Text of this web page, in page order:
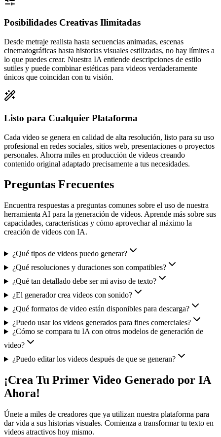
Posibilidades Creativas Ilimitadas
Desde metraje realista hasta secuencias animadas, escenas
cinematográficas hasta historias visuales estilizadas, no hay límites a
lo que puedes crear. Nuestra IA entiende descripciones de estilo
sutiles y puede combinar estéticas para videos verdaderamente
únicos que coincidan con tu visión.
Listo para Cualquier Plataforma
Cada video se genera en calidad de alta resolución, listo para su uso
profesional en redes sociales, sitios web, presentaciones o proyectos
personales. Ahorra miles en producción de videos creando
contenido original adaptado precisamente a tus necesidades.
Preguntas Frecuentes
Encuentra respuestas a preguntas comunes sobre el uso de nuestra
herramienta AI para la generación de videos. Aprende más sobre sus
capacidades, características y cómo aprovechar al máximo la
creación de videos con IA.
¿Qué tipos de videos puedo generar?
¿Qué resoluciones y duraciones son compatibles?
¿Qué tan detallado debe ser mi aviso de texto?
¿El generador crea videos con sonido?
¿Qué formatos de video están disponibles para descarga?
¿Puedo usar los videos generados para fines comerciales?
¿Cómo se compara tu IA con otros modelos de generación de
video?
¿Puedo editar los videos después de que se generan?
¡Crea Tu Primer Video Generado por IA
Ahora!
Únete a miles de creadores que ya utilizan nuestra plataforma para
dar vida a sus historias visuales. Comienza a transformar tu texto en
videos atractivos hoy mismo.